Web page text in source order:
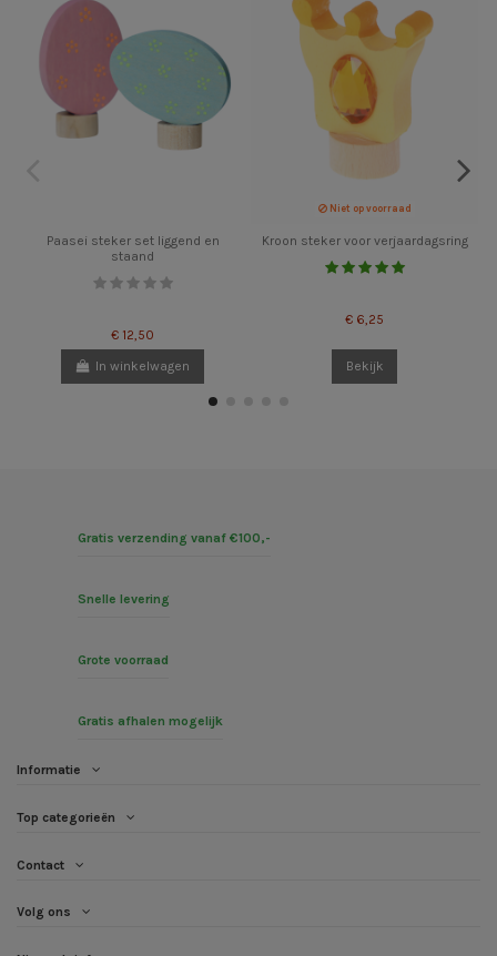
Paasei steker set liggend en
staand
€ 12,50
In winkelwagen
Niet op voorraad
Kroon steker voor verjaardagsring
€ 6,25
Bekijk
Gratis verzending vanaf €100,-
Snelle levering
Grote voorraad
Gratis afhalen mogelijk
Informatie
Top categorieën
Contact
Volg ons